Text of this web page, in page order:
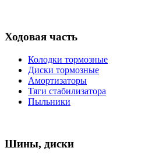
Ходовая часть
Колодки тормозные
Диски тормозные
Амортизаторы
Тяги стабилизатора
Пыльники
Шины, диски